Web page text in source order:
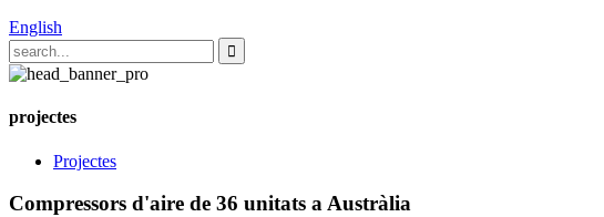
English
projectes
Projectes
Compressors d'aire de 36 unitats a Austràlia